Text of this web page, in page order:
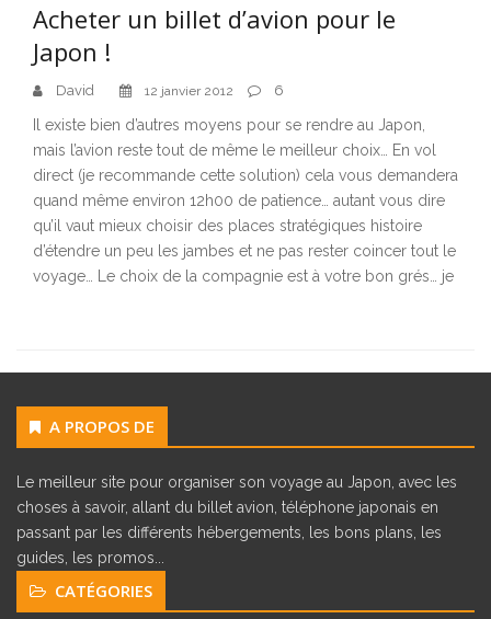
Acheter un billet d’avion pour le
Japon !
David 12 janvier 2012 6
Il existe bien d’autres moyens pour se rendre au Japon,
mais l’avion reste tout de même le meilleur choix… En vol
direct (je recommande cette solution) cela vous demandera
quand même environ 12h00 de patience… autant vous dire
qu’il vaut mieux choisir des places stratégiques histoire
d’étendre un peu les jambes et ne pas rester coincer tout le
voyage… Le choix de la compagnie est à votre bon grés… je
A PROPOS DE
Le meilleur site pour organiser son voyage au Japon, avec les
choses à savoir, allant du billet avion, téléphone japonais en
passant par les différents hébergements, les bons plans, les
guides, les promos...
CATÉGORIES